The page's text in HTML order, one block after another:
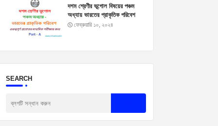
দশম শ্রেণীর ভূগোল বিষয়ের পঞ্চম
অধ্যায় ভারতের প্রাকৃতিক পরিবেশ
প্রশ্নোত্তর। Madhyamik
ফেব্রুয়ারি ১০, ২০২৪
SEARCH